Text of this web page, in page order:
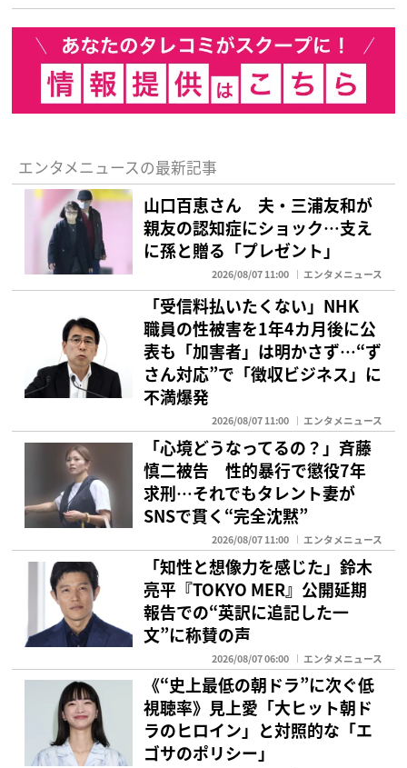
エンタメニュースの最新記事
山口百恵さん 夫・三浦友和が
親友の認知症にショック…支え
に孫と贈る「プレゼント」
2026/08/07 11:00 エンタメニュース
「受信料払いたくない」NHK
職員の性被害を1年4カ月後に公
表も「加害者」は明かさず…“ず
さん対応”で「徴収ビジネス」に
不満爆発
2026/08/07 11:00 エンタメニュース
「心境どうなってるの？」斉藤
慎二被告 性的暴行で懲役7年
求刑…それでもタレント妻が
SNSで貫く“完全沈黙”
2026/08/07 11:00 エンタメニュース
「知性と想像力を感じた」鈴木
亮平『TOKYO MER』公開延期
報告での“英訳に追記した一
文”に称賛の声
2026/08/07 06:00 エンタメニュース
《“史上最低の朝ドラ”に次ぐ低
視聴率》見上愛「大ヒット朝ド
ラのヒロイン」と対照的な「エ
ゴサのポリシー」